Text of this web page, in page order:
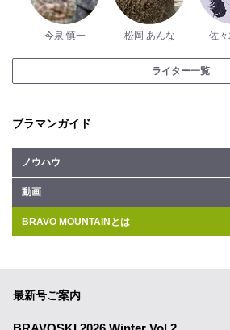
今泉 慎一 松岡 あんな 佐
ライター一覧
ブラマンガイド
ノウハウ
動画
BRAVO MOUNTAINとは
最新号ご案内